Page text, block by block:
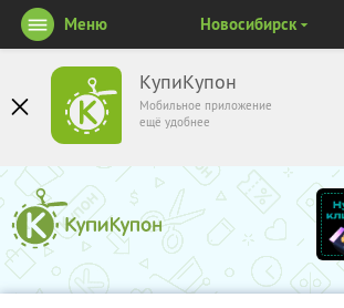
КупиКупон
Мобильное приложение
ещё удобнее
Меню Новосибирск